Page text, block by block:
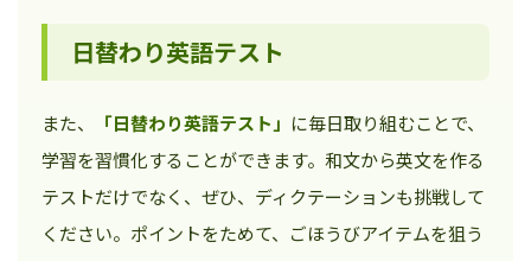
日替わり英語テスト
また、 「日替わり英語テスト」 に毎日取り組むことで、
学習を習慣化することができます。和文から英文を作る
テストだけでなく、ぜひ、ディクテーションも挑戦して
ください。ポイントをためて、ごほうびアイテムを狙う